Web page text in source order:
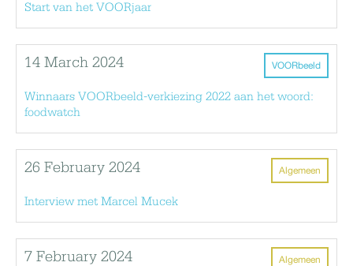
Start van het VOORjaar
VOORbeeld
14 March 2024
Winnaars VOORbeeld-verkiezing 2022 aan het woord:
foodwatch
Algemeen
26 February 2024
Interview met Marcel Mucek
Algemeen
7 February 2024